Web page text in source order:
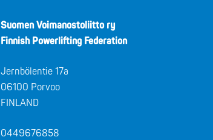
Suomen Voimanostoliitto ry
Finnish Powerlifting Federation
Jernbölentie 17a
06100 Porvoo
FINLAND
0449676858